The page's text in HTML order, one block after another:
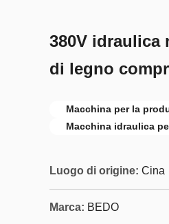
380V idraulica
di legno
Macchina per la
Macchina idraulica
Luogo di origine: Cina
Marca: BEDO